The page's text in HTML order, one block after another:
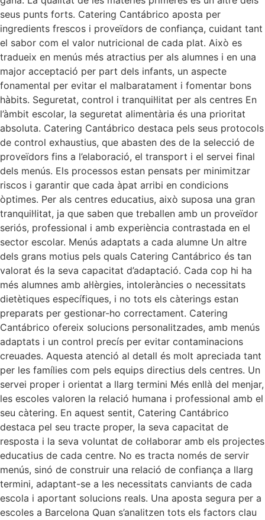
seus punts forts. Catering Cantábrico aposta per
ingredients frescos i proveïdors de confiança, cuidant tant
el sabor com el valor nutricional de cada plat. Això es
tradueix en menús més atractius per als alumnes i en una
major acceptació per part dels infants, un aspecte
fonamental per evitar el malbaratament i fomentar bons
hàbits. Seguretat, control i tranquil·litat per als centres En
l’àmbit escolar, la seguretat alimentària és una prioritat
absoluta. Catering Cantábrico destaca pels seus protocols
de control exhaustius, que abasten des de la selecció de
proveïdors fins a l’elaboració, el transport i el servei final
dels menús. Els processos estan pensats per minimitzar
riscos i garantir que cada àpat arribi en condicions
òptimes. Per als centres educatius, això suposa una gran
tranquil·litat, ja que saben que treballen amb un proveïdor
seriós, professional i amb experiència contrastada en el
sector escolar. Menús adaptats a cada alumne Un altre
dels grans motius pels quals Catering Cantábrico és tan
valorat és la seva capacitat d’adaptació. Cada cop hi ha
més alumnes amb al·lèrgies, intoleràncies o necessitats
dietètiques específiques, i no tots els càterings estan
preparats per gestionar-ho correctament. Catering
Cantábrico ofereix solucions personalitzades, amb menús
adaptats i un control precís per evitar contaminacions
creuades. Aquesta atenció al detall és molt apreciada tant
per les famílies com pels equips directius dels centres. Un
servei proper i orientat a llarg termini Més enllà del menjar,
les escoles valoren la relació humana i professional amb el
seu càtering. En aquest sentit, Catering Cantábrico
destaca pel seu tracte proper, la seva capacitat de
resposta i la seva voluntat de col·laborar amb els projectes
educatius de cada centre. No es tracta només de servir
menús, sinó de construir una relació de confiança a llarg
termini, adaptant-se a les necessitats canviants de cada
escola i aportant solucions reals. Una aposta segura per a
escoles a Barcelona Quan s’analitzen tots els factors clau